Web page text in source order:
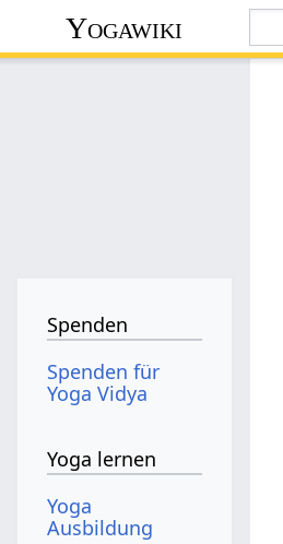
Yogawiki
Spenden
Spenden für
Yoga Vidya
Yoga lernen
Yoga
Ausbildung